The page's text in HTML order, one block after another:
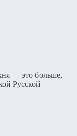
— это больше,
Русской